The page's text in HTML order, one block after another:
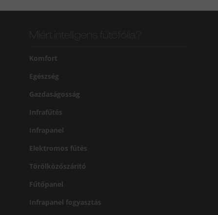
Komfort
Egészség
Gazdaságosság
Infrafűtés
Infrapanel
Elektromos fűtés
Törölközőszárító
Fűtőpanel
Infrapanel fogyasztás